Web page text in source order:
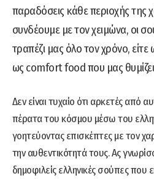
παραδόσεις κάθε περιοχής της
συνδέουμε με τον χειμώνα, οι
τραπέζι μας όλο τον χρόνο,
ως comfort food που μας θυμίζει
Δεν είναι τυχαίο ότι αρκετές από
πέρατα του κόσμου μέσω του
γοητεύοντας επισκέπτες με τον
την αυθεντικότητά τους. Ας
δημοφιλείς ελληνικές σούπες